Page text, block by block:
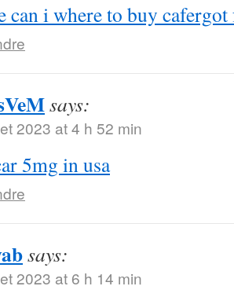
can i where to buy
says:
2023 at 4 h 52 min
5mg in usa
says:
2023 at 6 h 14 min